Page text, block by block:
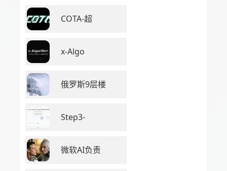
COTA-超
x-Algo
俄罗斯9层楼
Step3-
微软AI负责